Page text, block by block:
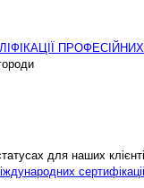
для наших